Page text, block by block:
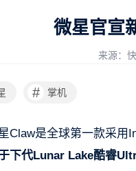
微星官宣
来源：
# 掌机
Claw是全球第一款采用
下代Lunar Lake酷睿